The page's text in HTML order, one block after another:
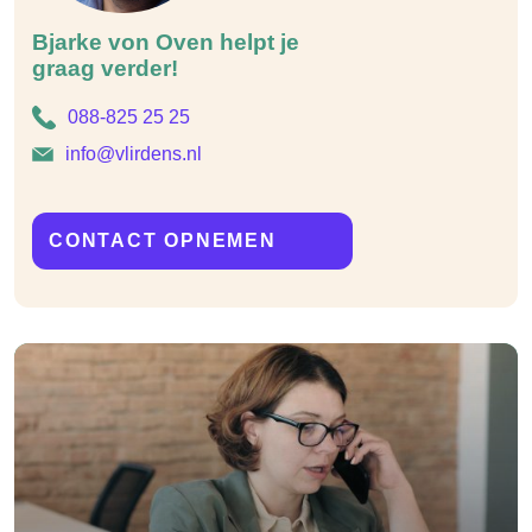
Bjarke von Oven helpt je
graag verder!
088-825 25 25
info@vlirdens.nl
CONTACT OPNEMEN